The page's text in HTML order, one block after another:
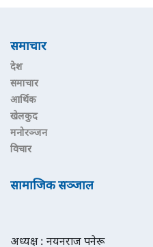
समाचार
देश
समाचार
आर्थिक
खेलकुद
मनोरञ्जन
विचार
सामाजिक सञ्जाल
अध्यक्ष : नयनराज पनेरू